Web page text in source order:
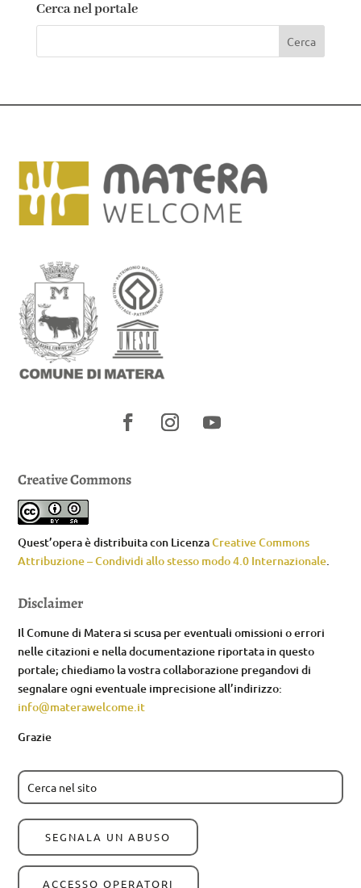
Cerca nel portale
Creative Commons
Quest’opera è distribuita con LicenzaCreative Commons
Attribuzione – Condividi allo stesso modo 4.0 Internazionale.
Disclaimer
Il Comune di Matera si scusa per eventuali omissioni o errori
nelle citazioni e nella documentazione riportata in questo
portale; chiediamo la vostra collaborazione pregandovi di
segnalare ogni eventuale imprecisione all’indirizzo:
info@materawelcome.it
Grazie
SEGNALA UN ABUSO
ACCESSO OPERATORI